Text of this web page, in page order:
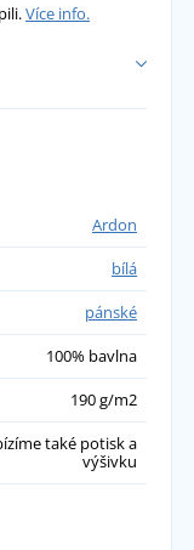
Více info.
s nimi
hezký šité
Ardon
bílá
pánské
100% bavlna
190 g/m2
také potisk a
výšivku